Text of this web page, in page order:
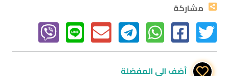
مشاركة
أضف الى المفضلة